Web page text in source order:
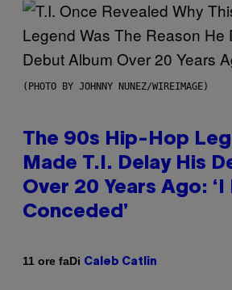
(PHOTO BY JOHNNY NUNEZ/WIREIMAGE)
The 90s Hip-Hop
Made T.I. Delay His
Over 20 Years Ago:
Conceded’
11 ore faDi Caleb Catlin